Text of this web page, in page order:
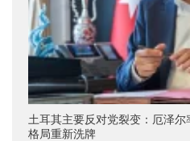
土耳其主要反对党裂变：厄泽
格局重新洗牌